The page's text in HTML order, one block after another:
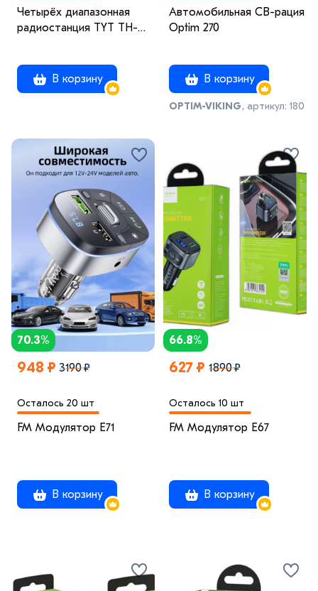
Четырёх диапазонная
радиостанция TYT TH-
В корзину
Автомобильная CB-рация
Optim 270
В корзину
OPTIM-VIKING, артикул: 180
70.3%
948 ₽ 3190 ₽
Осталось 20 шт
FM Модулятор E71
В корзину
66.8%
627 ₽ 1890 ₽
Осталось 10 шт
FM Модулятор E67
В корзину